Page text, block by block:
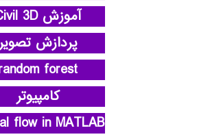
آموزش Civil 3D
پردازش
forest
کامپیوتر
flow in MATLAB